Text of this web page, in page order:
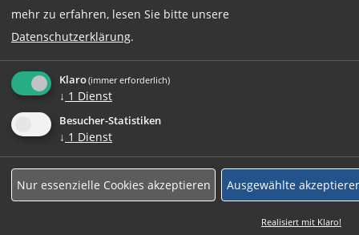
Jetzt online Bewerben
Weitere Jobs
Rufen Sie uns einfach an:
+49 (0)89 590 68 65-0
mehr zu erfahren, lesen Sie bitte unsere
Datenschutzerklärung.
Klaro(immer erforderlich)
↓ 1 Dienst
Besucher-Statistiken
↓ 1 Dienst
Nur essenzielle Cookies akzeptieren Ausgewählte
Realisiert mit Klaro!